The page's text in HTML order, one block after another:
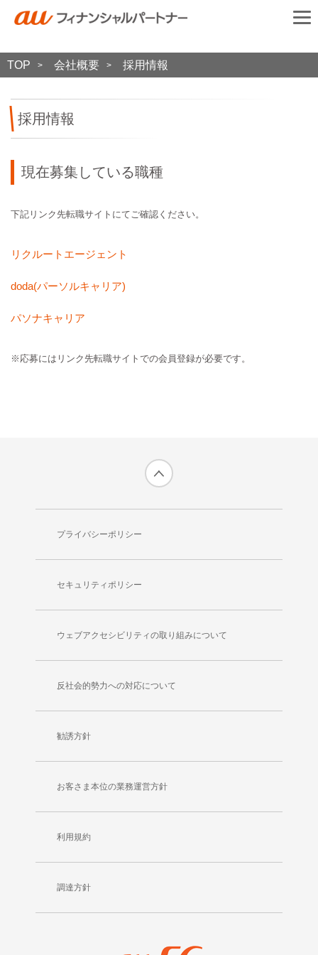
TOP > 会社概要 > 採用情報
採用情報
現在募集している職種
下記リンク先転職サイトにてご確認ください。
リクルートエージェント
doda(パーソルキャリア)
パソナキャリア
※応募にはリンク先転職サイトでの会員登録が必要です。
プライバシーポリシー
セキュリティポリシー
ウェブアクセシビリティの取り組みについて
反社会的勢力への対応について
勧誘方針
お客さま本位の業務運営方針
利用規約
調達方針